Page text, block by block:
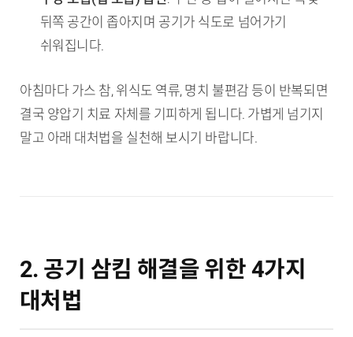
뒤쪽 공간이 좁아지며 공기가 식도로 넘어가기
쉬워집니다.
아침마다 가스 참, 위식도 역류, 명치 불편감 등이 반복되면
결국 양압기 치료 자체를 기피하게 됩니다. 가볍게 넘기지
말고 아래 대처법을 실천해 보시기 바랍니다.
2. 공기 삼킴 해결을 위한 4가지
대처법